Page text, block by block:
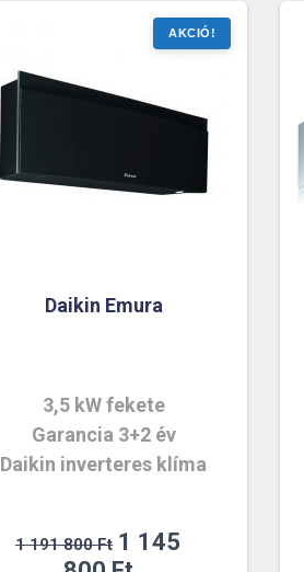
Daikin Emura
3,5 kW fekete
Garancia 3+2 év
Daikin inverteres klíma
1 191 800Ft Original
1 145